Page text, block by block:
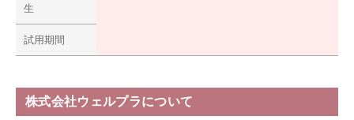
生
試用期間
株式会社ウェルプラについて